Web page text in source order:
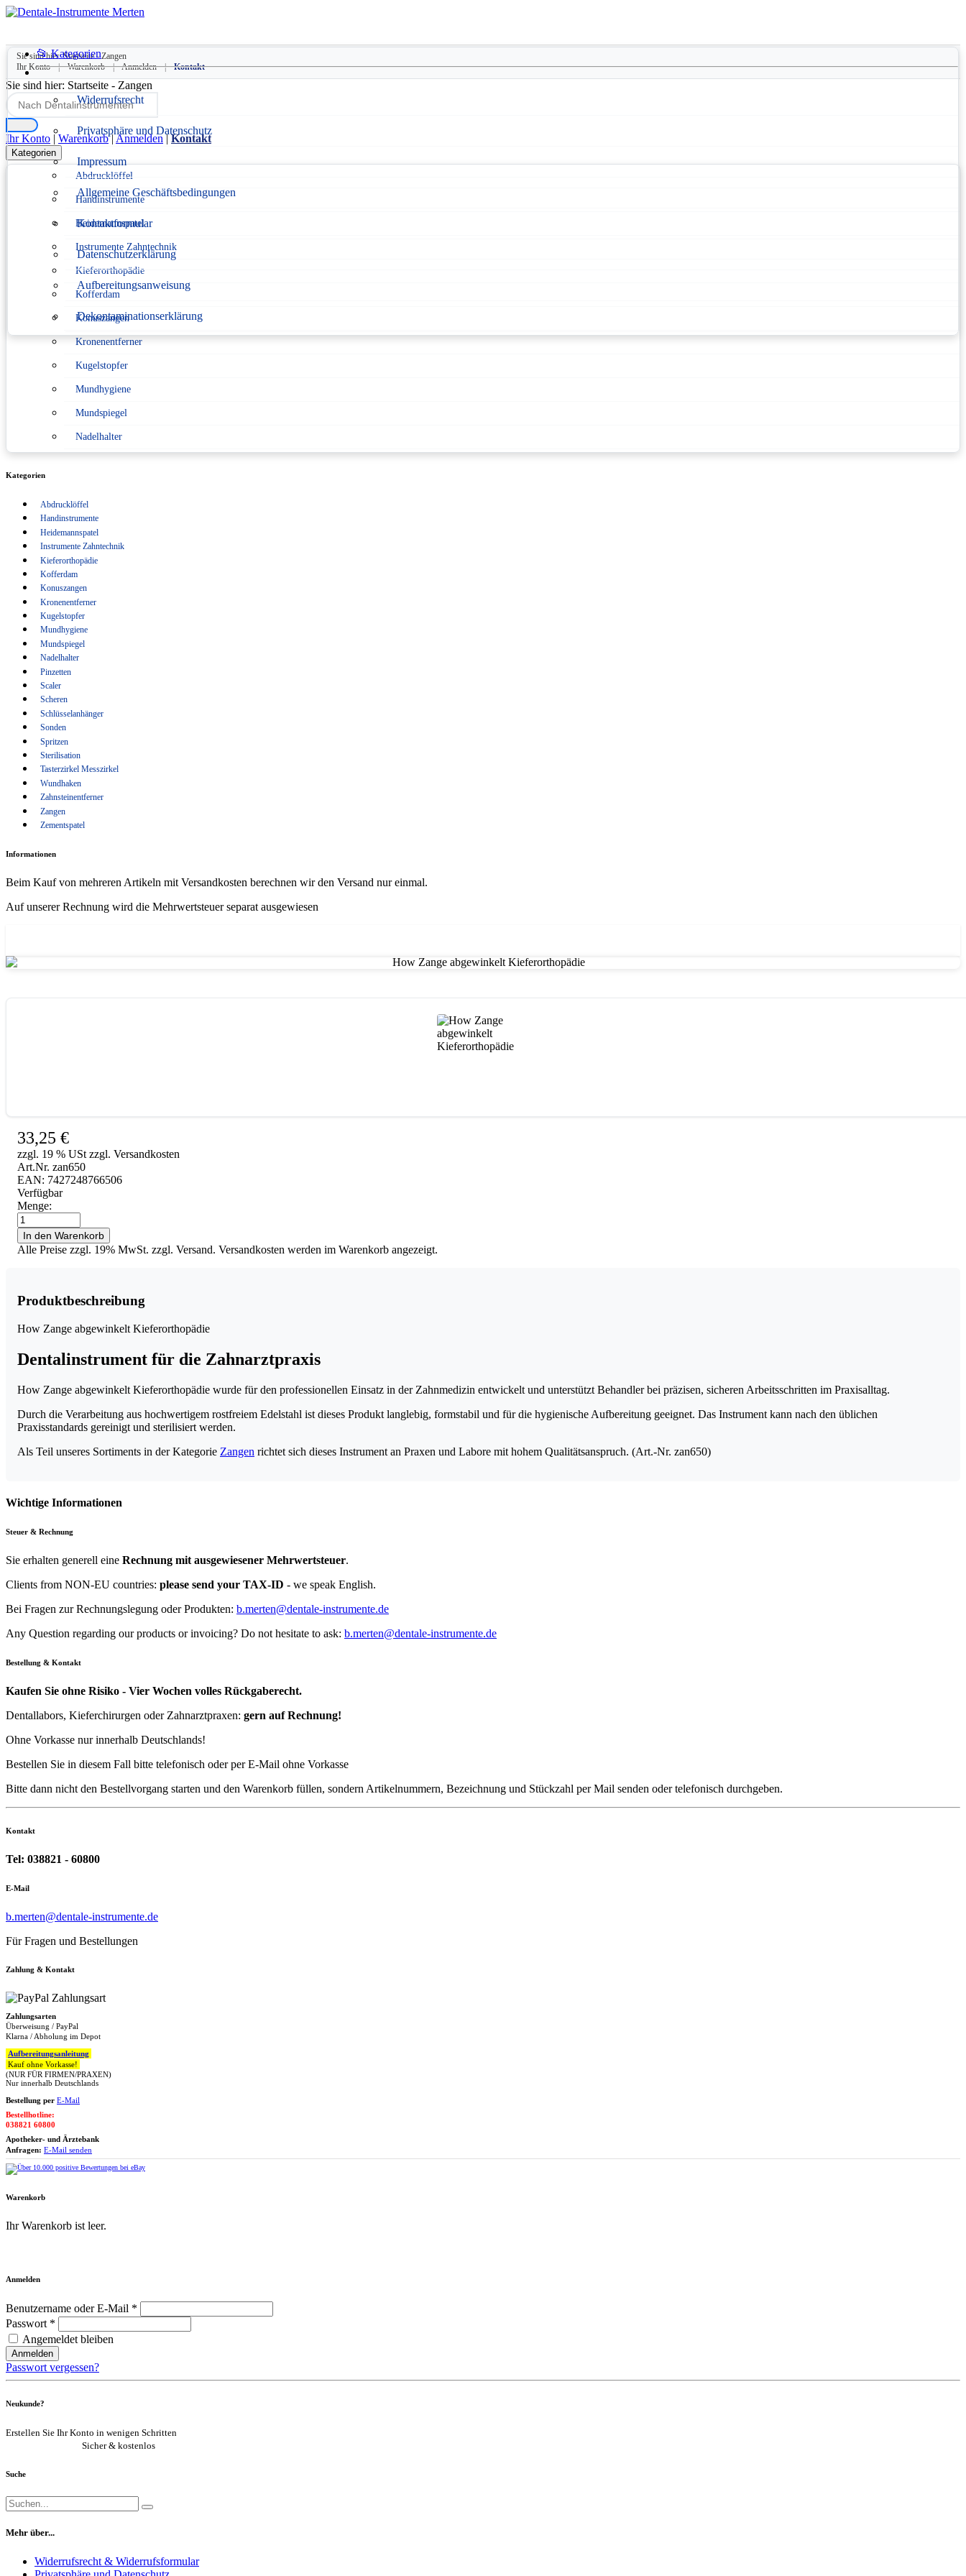
📂 Kategorien
Widerrufsrecht
Privatsphäre und Datenschutz
Impressum
Allgemeine Geschäftsbedingungen
Kontaktformular
Datenschutzerklärung
Aufbereitungsanweisung
Dekontaminationserklärung
Konformitätserklärung nach Medizinprodukterecht
Verpackungsverordnung
Sie sind hier:Startseite -Zangen
Ihr Konto
| Warenkorb | Anmelden | Kontakt
Sie sind hier: Startseite - Zangen
Ihr Konto | Warenkorb | Anmelden | Kontakt
Kategorien
Abdrucklöffel
Handinstrumente
Heidemannspatel
Instrumente Zahntechnik
Kieferorthopädie
Kofferdam
Konuszangen
Kronenentferner
Kugelstopfer
Mundhygiene
Mundspiegel
Nadelhalter
Scheren
Schlüsselanhänger
Sonden
Spritzen
Sterilisation
Tasterzirkel Messzirkel
Wundhaken
Zementspatel
Kategorien
Abdrucklöffel
Handinstrumente
Heidemannspatel
Instrumente Zahntechnik
Kieferorthopädie
Kofferdam
Konuszangen
Kronenentferner
Kugelstopfer
Mundhygiene
Mundspiegel
Nadelhalter
Pinzetten
Scaler
Scheren
Schlüsselanhänger
Sonden
Spritzen
Sterilisation
Tasterzirkel Messzirkel
Wundhaken
Zahnsteinentferner
Zangen
Zementspatel
Informationen
Beim Kauf von mehreren Artikeln mit Versandkosten berechnen wir den Versand nur einmal.
Auf unserer Rechnung wird die Mehrwertsteuer separat ausgewiesen
33,25 €
zzgl. 19 % USt zzgl. Versandkosten
Art.Nr. zan650
EAN: 7427248766506
Verfügbar
Menge:
How
Zange
abgewinkelt
Kieferorthopädie
In den Warenkorb
Alle Preise zzgl. 19% MwSt. zzgl. Versand. Versandkosten werden im Warenkorb angezeigt.
Produktbeschreibung
How Zange abgewinkelt Kieferorthopädie
Dentalinstrument für die Zahnarztpraxis
How Zange abgewinkelt Kieferorthopädie wurde für den professionellen Einsatz in der Zahnmedizin entwickelt und unterstützt Behandler bei präzisen, sicheren Arbeitsschritten im Praxisalltag.
Durch die Verarbeitung aus hochwertigem rostfreiem Edelstahl ist dieses Produkt langlebig, formstabil und für die hygienische Aufbereitung geeignet. Das Instrument kann nach den üblichen
Praxisstandards gereinigt und sterilisiert werden.
Als Teil unseres Sortiments in der Kategorie Zangen richtet sich dieses Instrument an Praxen und Labore mit hohem Qualitätsanspruch. (Art.-Nr. zan650)
Wichtige Informationen
Steuer & Rechnung
Sie erhalten generell eine Rechnung mit ausgewiesener Mehrwertsteuer.
Clients from NON-EU countries: please send your TAX-ID - we speak English.
Bei Fragen zur Rechnungslegung oder Produkten: b.merten@dentale-instrumente.de
Any Question regarding our products or invoicing? Do not hesitate to ask: b.merten@dentale-instrumente.de
Bestellung & Kontakt
Kaufen Sie ohne Risiko - Vier Wochen volles Rückgaberecht.
Dentallabors, Kieferchirurgen oder Zahnarztpraxen: gern auf Rechnung!
Ohne Vorkasse nur innerhalb Deutschlands!
Bestellen Sie in diesem Fall bitte telefonisch oder per E-Mail ohne Vorkasse
Bitte dann nicht den Bestellvorgang starten und den Warenkorb füllen, sondern Artikelnummern, Bezeichnung und Stückzahl per Mail senden oder telefonisch durchgeben.
Kontakt
Tel: 038821 - 60800
E-Mail
b.merten@dentale-instrumente.de
Für Fragen und Bestellungen
Zahlung & Kontakt
Zahlungsarten
Überweisung / PayPal
Klarna / Abholung im Depot
Aufbereitungsanleitung
Kauf ohne Vorkasse!
(NUR FÜR FIRMEN/PRAXEN)
Nur innerhalb Deutschlands
Bestellung per E-Mail
Bestellhotline:
038821 60800
Apotheker- und Ärztebank
Anfragen: E-Mail senden
Warenkorb
Ihr Warenkorb ist leer.
Anmelden
Benutzername oder E-Mail *
Passwort *
Angemeldet bleiben
Anmelden
Passwort vergessen?
Neukunde?
Erstellen Sie Ihr Konto in wenigen Schritten
Sicher & kostenlos
Suche
Mehr über...
Widerrufsrecht & Widerrufsformular